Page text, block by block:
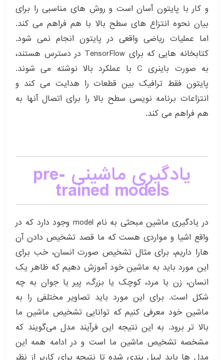
و کار با پایتون آسان است و روش های مناسبی را برای
بیان نحوه انتزاع های سطح بالا با هم فراهم می کند.
اما عملیات ریاضی واقعی در پایتون انجام نمی شود.
کتابخانه هایی که برای TensorFlow در دسترس هستند،
به صورت باینری C با عملکرد بالا نوشته می شوند.
پایتون فقط ترافیک بین قطعات را هدایت می کند و
انتزاعات برنامه نویسی سطح بالا را برای اتصال آنها به
هم فراهم می کند.
یادگیری ماشینی pre-
trained models
در یادگیری ماشین مبحثی به نام model وجود دارد که در
واقع اشیا و مواردی هست که ما قصد تشخیص دادن آن
هارا داریم، برای مثال تشخیص صورت انسان، خب برای
این مورد باید به ماشین خود آموزش دهیم که ظاهر یک
انسان، زن یا مرد، کوچک یا بزرگ، پیر یا جوان به چه
شکل است. برای این مورد باید تصاویر مختلفی را به
ماشین خود معرفی کنیم که توانایی تشخیص ماشین ما
بالا تر برود. به این نتیجه این فرآیند مدل می‌گویند که
مشخصه تشخیص ماشین ما است و در ادامه همه این
مدل ها باید لیبل بندی شده تا نتیجه برای کاربر از نظر